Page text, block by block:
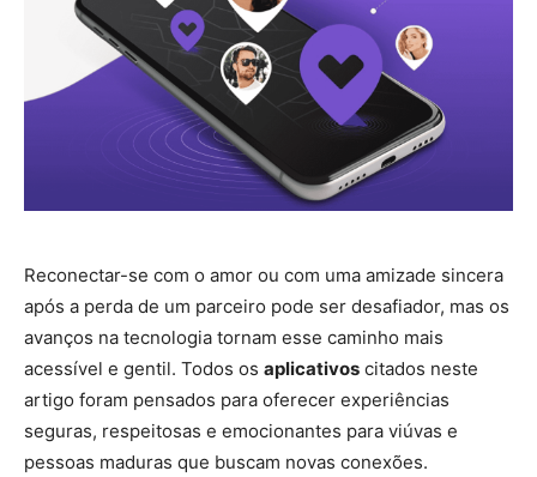
Reconectar-se com o amor ou com uma amizade sincera
após a perda de um parceiro pode ser desafiador, mas os
avanços na tecnologia tornam esse caminho mais
acessível e gentil. Todos os aplicativos citados neste
artigo foram pensados para oferecer experiências
seguras, respeitosas e emocionantes para viúvas e
pessoas maduras que buscam novas conexões.